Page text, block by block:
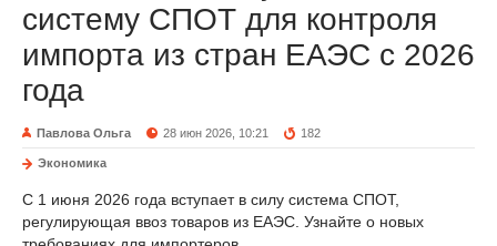
систему СПОТ для контроля
импорта из стран ЕАЭС с 2026
года
Павлова Ольга 28 июн 2026, 10:21 182
Экономика
С 1 июня 2026 года вступает в силу система СПОТ,
регулирующая ввоз товаров из ЕАЭС. Узнайте о новых